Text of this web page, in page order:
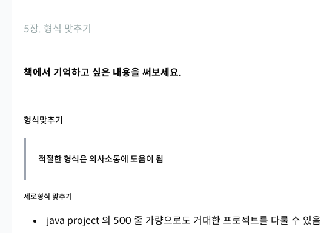
5장. 형식 맞추기
책에서 기억하고 싶은 내용을 써보세요.
형식맞추기
적절한 형식은 의사소통에 도움이 됨
세로형식 맞추기
java project 의 500 줄 가량으로도 거대한 프로젝트를 다룰 수 있음